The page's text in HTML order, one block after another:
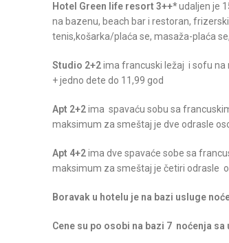
Hotel Green life resort 3++*udaljen je
na bazenu, beach bar i restoran,
tenis,košarka/plaća se, masaža-plaća
Studio 2+2ima francuski ležaj i sofu na
+ jedno dete do 11,99 god
Apt 2+2ima spavaću sobu sa
maksimum za smeštaj je dve odrasle
Apt 4+2ima dve spavaće sobe sa
maksimum za smeštaj je četiri odrasle
Boravak u hotelu je na bazi usluge
Cene su po osobi na bazi 7 noćenja